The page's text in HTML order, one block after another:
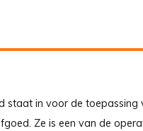
staat in voor de toepassing
Ze is een van de